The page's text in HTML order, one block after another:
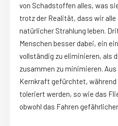
von Schadstoffen alles, was
trotz der Realität, dass wir alle
natürlicher Strahlung leben.
Menschen besser dabei, ein
vollständig zu eliminieren, als
zusammen zu minimieren.
Kernkraft gefürchtet,
toleriert werden, so wie das
obwohl das Fahren